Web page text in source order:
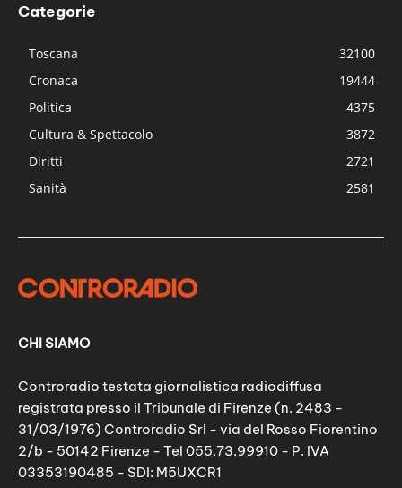
Categorie
Toscana
32100
Cronaca
19444
Politica
4375
Cultura & Spettacolo
3872
Diritti
2721
Sanità
2581
CHI SIAMO
Controradio testata giornalistica radiodiffusa
registrata presso il Tribunale di Firenze (n. 2483 -
31/03/1976) Controradio Srl - via del Rosso Fiorentino
2/b - 50142 Firenze - Tel 055.73.99910 - P. IVA
03353190485 - SDI: M5UXCR1